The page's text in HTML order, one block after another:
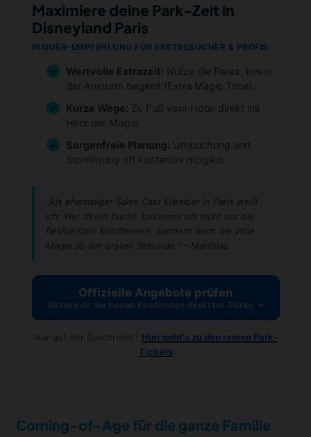
Maximiere deine Park-Zeit in
Disneyland Paris
INSIDER-EMPFEHLUNG FÜR ERSTBESUCHER & PROFIS
Wertvolle Extrazeit: Nutze die Parks, bevor
der Ansturm beginnt (Extra Magic Time).
Kurze Wege: Zu Fuß vom Hotel direkt ins
Herz der Magie.
Sorgenfreie Planung: Umbuchung und
Stornierung oft kostenlos möglich.
„Als ehemaliger Sales Cast Member in Paris weiß
ich: Wer direkt bucht, bekommt oft nicht nur die
flexibelsten Konditionen, sondern auch die volle
Magie ab der ersten Sekunde." – Matthias
Offizielle Angebote prüfen
Sichere dir die besten Konditionen direkt bei Disney →
Nur auf der Durchreise? Hier geht's zu den reinen Park-
Tickets
Coming-of-Age für die ganze Familie